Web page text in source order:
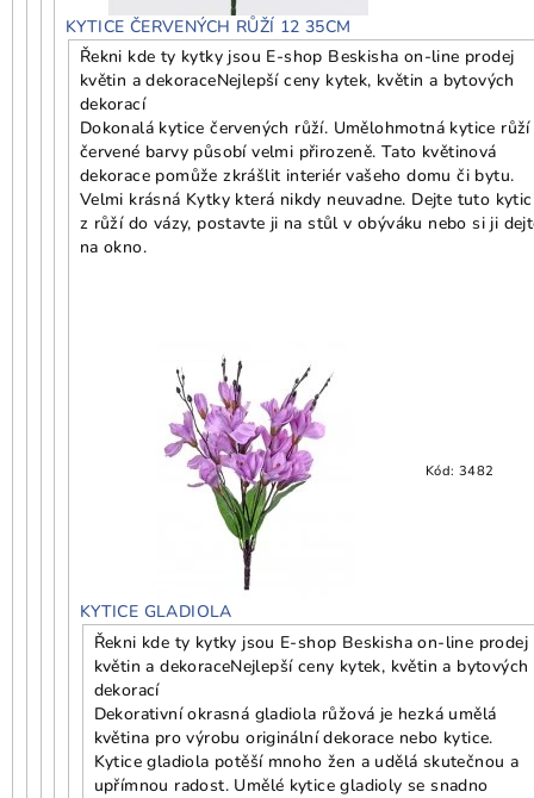
KYTICE ČERVENÝCH RŮŽÍ 12 35CM
Řekni kde ty kytky jsou E-shop Beskisha on-line prodej
květin a dekoraceNejlepší ceny kytek, květin a bytových
dekorací
Dokonalá kytice červených růží. Umělohmotná kytice růží
červené barvy působí velmi přirozeně. Tato květinová
dekorace pomůže zkrášlit interiér vašeho domu či bytu.
Velmi krásná Kytky která nikdy neuvadne. Dejte tuto
z růží do vázy, postavte ji na stůl v obýváku nebo si ji
na okno.
Kód: 3482
KYTICE GLADIOLA
Řekni kde ty kytky jsou E-shop Beskisha on-line prodej
květin a dekoraceNejlepší ceny kytek, květin a bytových
dekorací
Dekorativní okrasná gladiola růžová je hezká umělá
květina pro výrobu originální dekorace nebo kytice.
Kytice gladiola potěší mnoho žen a udělá skutečnou a
upřímnou radost. Umělé kytice gladioly se snadno